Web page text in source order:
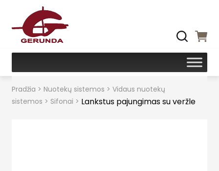
Pradžia > Nuotekų sistemos > Vidaus nuotekų
sistemos > Sifonai > Lankstus pajungimas su veržle